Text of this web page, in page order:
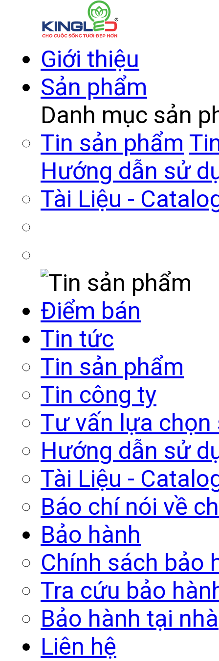
Giới thiệu
Sản phẩm
Danh mục sản
Tin sản phẩm
Hướng dẫn sử
Tài Liệu -
Điểm bán
Tin tức
Tin sản phẩm
Tin công ty
Tư vấn lựa chọn
Hướng dẫn sử
Tài Liệu -
Báo chí nói về
Bảo hành
Chính sách bảo
Tra cứu bảo
Bảo hành tại nhà
Liên hệ